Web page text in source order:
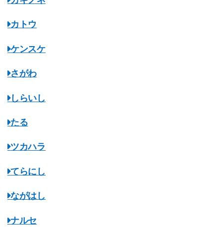
カトウ
ケンスケ
さがわ
しらいし
たる
ツカハラ
てらにし
ながはし
ナルセ